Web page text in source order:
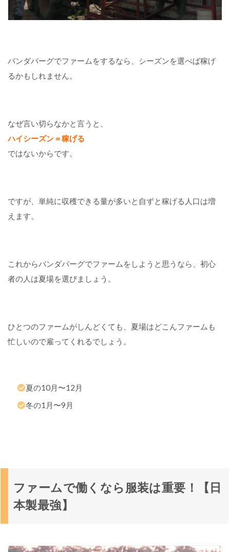
バンダバーグでファームをするなら、シーズンを選べば稼げ
るかもしれません。
なぜ言い切らなかと言うと、
ハイシーズン＝稼げる
ではないからです。
ですが、単純に収穫できる量が多いと自ずと稼げる人口は増
えます。
これからバンダバーグでファームをしようと思うなら、初心
者の人は夏場を選びましょう。
ひとつのファームがしんどくても、夏場はどこんファームも
忙しいので雇ってくれるでしょう。
夏の10月〜12月
冬の1月〜9月
ファームで働くなら服装は重要！【日
本製最強】